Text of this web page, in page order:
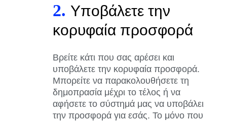
2. Υποβάλετε την
κορυφαία προσφορά
Βρείτε κάτι που σας αρέσει και
υποβάλετε την κορυφαία προσφορά.
Μπορείτε να παρακολουθήσετε τη
δημοπρασία μέχρι το τέλος ή να
αφήσετε το σύστημά μας να υποβάλει
την προσφορά για εσάς. Το μόνο που